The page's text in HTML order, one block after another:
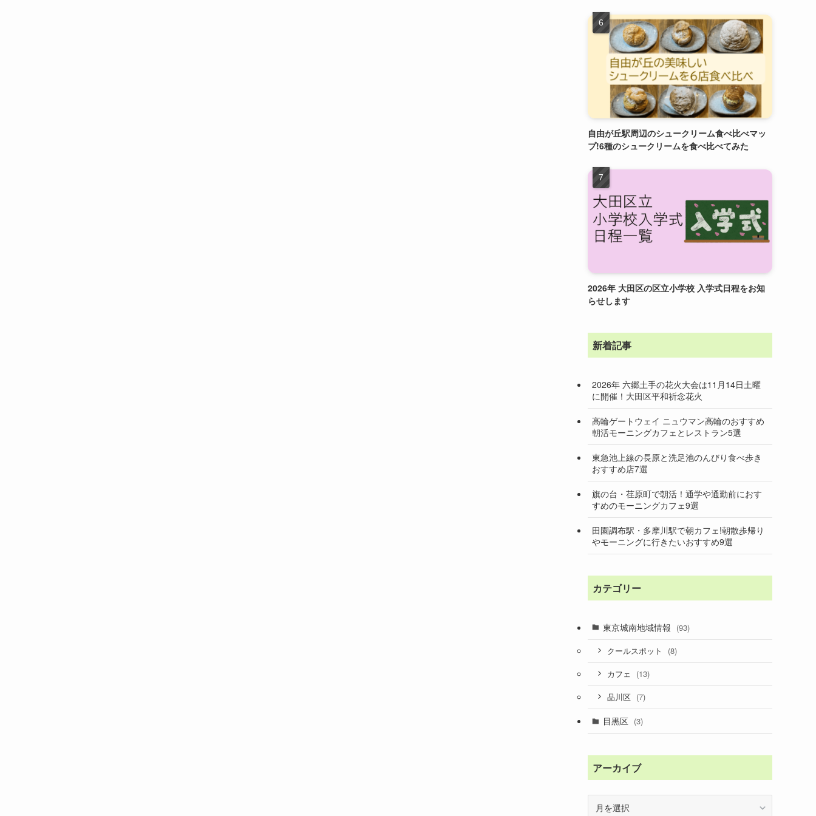
自由が丘駅周辺のシュークリーム食べ比べマッ
プ!6種のシュークリームを食べ比べてみた
2026年 大田区の区立小学校 入学式日程をお知
らせします
新着記事
2026年 六郷土手の花火大会は11月14日土曜
に開催！大田区平和祈念花火
高輪ゲートウェイ ニュウマン高輪のおすすめ
朝活モーニングカフェとレストラン5選
東急池上線の長原と洗足池のんびり食べ歩き
おすすめ店7選
旗の台・荏原町で朝活！通学や通勤前におす
すめのモーニングカフェ9選
田園調布駅・多摩川駅で朝カフェ!朝散歩帰り
やモーニングに行きたいおすすめ9選
カテゴリー
東京城南地域情報 (93)
クールスポット (8)
カフェ (13)
品川区 (7)
目黒区 (3)
アーカイブ